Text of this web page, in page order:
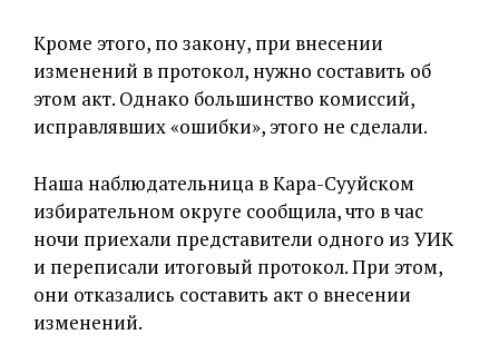
Кроме этого, по закону, при внесении
изменений в протокол, нужно составить об
этом акт. Однако большинство комиссий,
исправлявших «ошибки», этого не сделали.
Наша наблюдательница в Кара-Сууйском
избирательном округе сообщила, что в час
ночи приехали представители одного из УИК
и переписали итоговый протокол. При этом,
они отказались составить акт о внесении
изменений.